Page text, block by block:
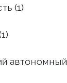
(1)
автономный